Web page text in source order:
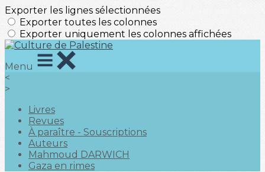
Exporter les lignes sélectionnées
Exporter toutes les colonnes
Exporter uniquement les colonnes affichées
Menu
<
>
Livres
Revues
À paraître - Souscriptions
Auteurs
Mahmoud DARWICH
Gaza en rimes